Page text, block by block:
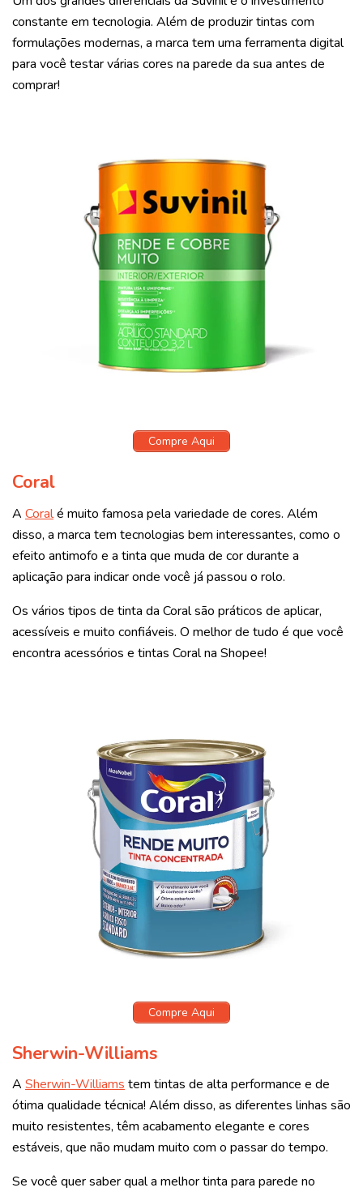
constante em tecnologia. Além de produzir tintas com
formulações modernas, a marca tem uma ferramenta digital
para você testar várias cores na parede da sua antes de
comprar!
Compre Aqui
Coral
A Coralé muito famosa pela variedade de cores. Além
disso, a marca tem tecnologias bem interessantes, como o
efeito antimofo e a tinta que muda de cor durante a
aplicação para indicar onde você já passou o rolo.
Os vários tipos de tinta da Coral são práticos de aplicar,
acessíveis e muito confiáveis. O melhor de tudo é que você
encontra acessórios e tintas Coral na Shopee!
Compre Aqui
Sherwin-Williams
A Sherwin-Williamstem tintas de alta performance e de
ótima qualidade técnica! Além disso, as diferentes linhas são
muito resistentes, têm acabamento elegante e cores
estáveis, que não mudam muito com o passar do tempo.
Se você quer saber qual a melhor tinta para parede no